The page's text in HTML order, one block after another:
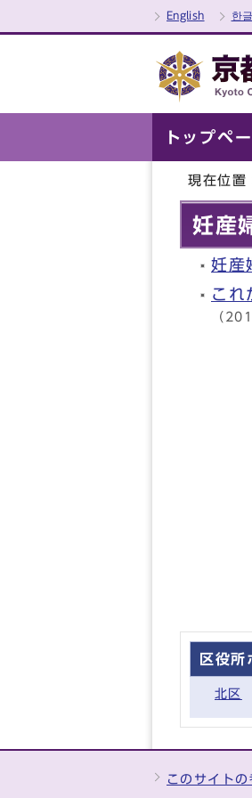
English 한글
トップペ
現在位置
妊産
妊産
これ
（
区役所
北区
このサイトの